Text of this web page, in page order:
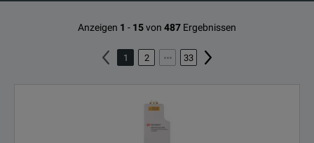
Anzeigen 1 - 15von 487 Ergebnissen
1 2 33